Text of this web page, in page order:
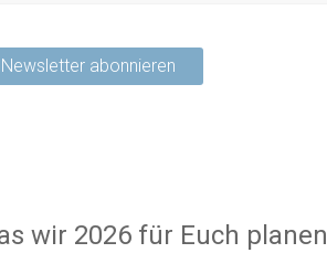
wir 2026 für Euch planen